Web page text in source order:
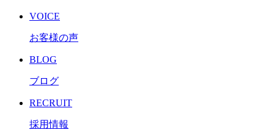
VOICE
お客様の声
BLOG
ブログ
RECRUIT
採用情報